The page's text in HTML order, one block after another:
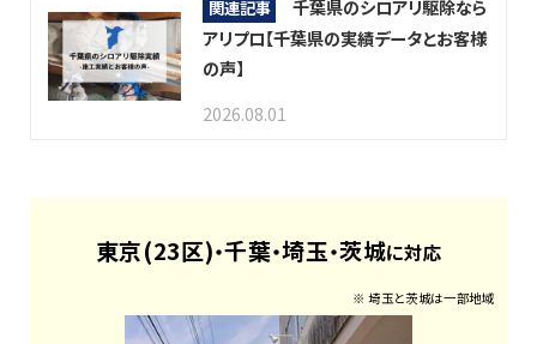
関連記事
千葉県のシロアリ駆除なら
アリプロ【千葉県の実績データとお客様
の声】
2026.08.01
東京(23区)・千葉・埼玉・茨城に対応
※ 埼玉と茨城は一部地域